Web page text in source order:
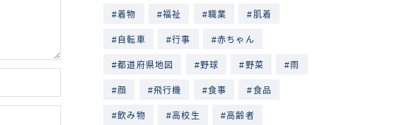
着物 福祉 職業 肌着
自転車 行事 赤ちゃん
都道府県地図 野球 野菜 雨
顔 飛行機 食事 食品
飲み物 高校生 高齢者